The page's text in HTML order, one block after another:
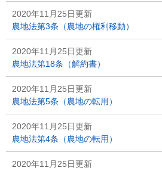
2020年11月25日更新
農地法第3条（農地の権利移動）
2020年11月25日更新
農地法第18条（解約書）
2020年11月25日更新
農地法第5条（農地の転用）
2020年11月25日更新
農地法第4条（農地の転用）
2020年11月25日更新